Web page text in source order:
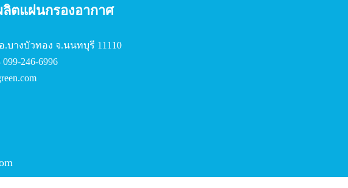
ตแผ่นกรองอากาศ
บางบัวทอง จ.นนทบุรี 11110
099-246-6996